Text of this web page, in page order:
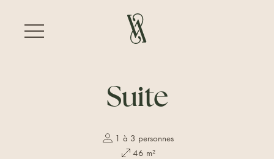
Suite
1 à 3 personnes
46 m²